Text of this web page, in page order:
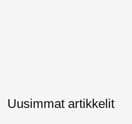
Uusimmat artikkelit